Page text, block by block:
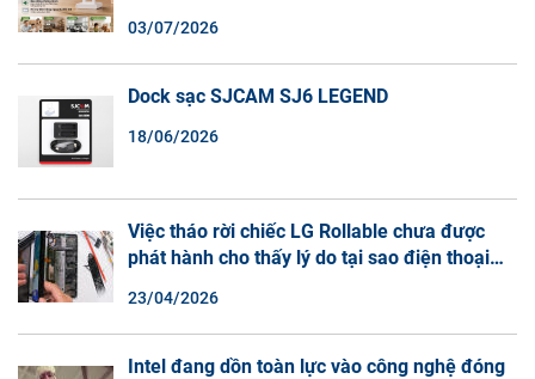
03/07/2026
Dock sạc SJCAM SJ6 LEGEND
18/06/2026
Việc tháo rời chiếc LG Rollable chưa được
phát hành cho thấy lý do tại sao điện thoại
23/04/2026
Intel đang dồn toàn lực vào công nghệ đóng